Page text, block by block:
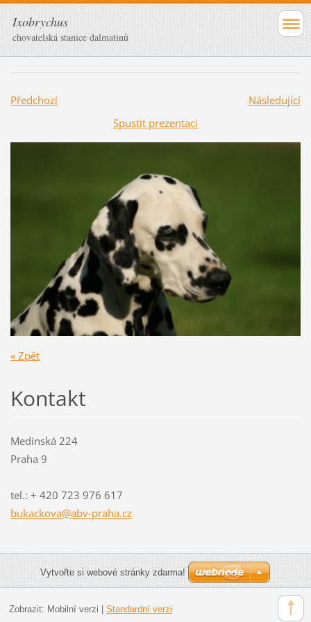
Ixobrychus
chovatelská stanice dalmatinů
Předchozí
Následující
Spustit prezentaci
« Zpět
Kontakt
Medinská 224
Praha 9
tel.: + 420 723 976 617
bukackova@abv-praha.cz
Vytvořte si webové stránky zdarma!
Zobrazit: Mobilní verzi | Standardní verzi